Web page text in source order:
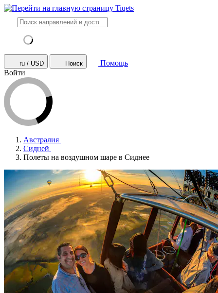
ru / USD Поиск
Помощь
Войти
Австралия
Сидней
Полеты на воздушном шаре в Сиднее